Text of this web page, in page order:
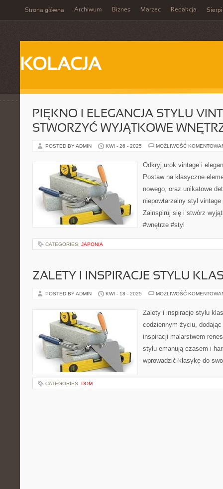
Strona główna Archiwum Biznes Marzec Redakcja
KOLACJA
PIĘKNO I ELEGANCJA STYLU
STWORZYĆ WYJĄTKOWE
POSTED BY ADMIN KWI - 26 - 2025 MOŻLIWOŚĆ
Odkryj urok vintage i
Postaw na klasyczne
nowego, oraz unikatowe
niepowtarzalny styl vintage
Zainspiruj się i stwórz
#wnętrze #styl
CATEGORIES: JAPONIA
ZALETY I INSPIRACJE STYLU
POSTED BY ADMIN KWI - 18 - 2025 MOŻLIWOŚĆ
Zalety i inspiracje stylu
codziennym życiu,
inspiracji malarstwem
stylu emanują czasem i
wprowadzić klasykę do
CATEGORIES: DOM